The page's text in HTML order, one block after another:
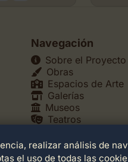
Navegación
Sobre el Proyecto
Obras
Espacios de Arte
Galerías
Museos
Teatros
realizar análisis de
el uso de todas las